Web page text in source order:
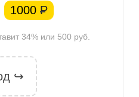
1000 Р
34% или 500 руб.
↪